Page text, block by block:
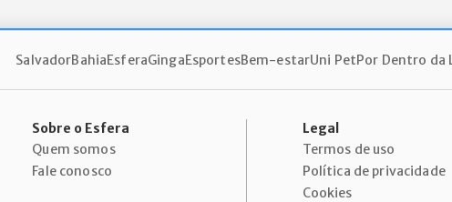
SalvadorBahiaEsferaGingaEsportesBem-estarUni PetPor Dentro da
Sobre o Esfera
Quem somos
Fale conosco
Legal
Termos de uso
Política de privacidade
Cookies